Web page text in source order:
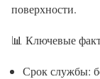
поверхности.
📊 Ключевые
Срок службы: